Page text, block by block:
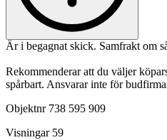
Är i begagnat skick. Samfrakt om
Rekommenderar att du väljer
spårbart. Ansvarar inte för
Objektnr 738 595 909
Visningar 59